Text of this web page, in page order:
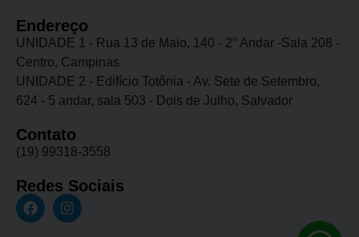
Endereço
UNIDADE 1 - Rua 13 de Maio, 140 - 2° Andar -Sala 208 -
Centro, Campinas
UNIDADE 2 - Edifício Totônia - Av. Sete de Setembro,
624 - 5 andar, sala 503 - Dois de Julho, Salvador
Contato
(19) 99318-3558
Redes Sociais